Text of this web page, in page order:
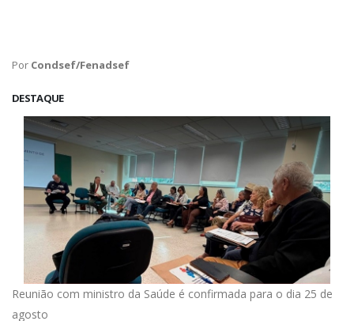
Por Condsef/Fenadsef
DESTAQUE
Reunião com ministro da Saúde é confirmada para o dia 25 de
agosto